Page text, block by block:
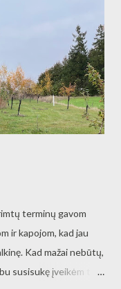
terminų gavom
ir kapojom, kad jau
Kad mažai nebūtų,
susisukę įveikėm tas